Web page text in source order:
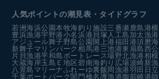
人気ポイントの潮見表・タイドグラフ
若洲海浜公園本牧海釣り施設三番瀬 鹿島港
豊浜漁港宇野港小名浜港 貝塚人工島 加太漁港
アジュール舞子野島公園 閖上港福田港須磨
新舞子マリンパーク 相馬港 三池港東扇島西
片貝漁港平和島ボートレース場野北漁港相
大蔵海岸玉島Ｅ地区 碧南海釣り広場波崎新
八景島マリーナふれーゆ裏飯岡漁港羽田 日
千葉ポートパーク 関門橋名護漁港御前崎港